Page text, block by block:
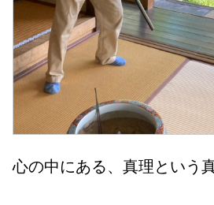
心の中にある、真理という